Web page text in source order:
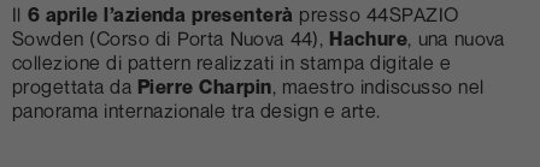
Il 6 aprile l’azienda presenterà presso 44SPAZIO
Sowden (Corso di Porta Nuova 44), Hachure, una nuova
collezione di pattern realizzati in stampa digitale e
progettata da Pierre Charpin, maestro indiscusso nel
panorama internazionale tra design e arte.